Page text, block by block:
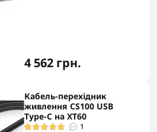
4 562 грн.
Кабель-перехідник
живлення CS100 USB
Type-C на XT60
1